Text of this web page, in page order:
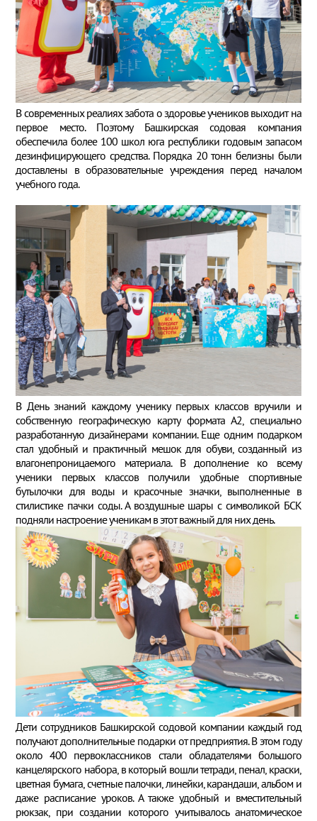
В современных реалиях забота о здоровье учеников выходит на
первое место. Поэтому Башкирская содовая компания
обеспечила более 100 школ юга республики годовым запасом
дезинфицирующего средства. Порядка 20 тонн белизны были
доставлены в образовательные учреждения перед началом
учебного года.
В День знаний каждому ученику первых классов вручили и
собственную географическую карту формата А2, специально
разработанную дизайнерами компании. Еще одним подарком
стал удобный и практичный мешок для обуви, созданный из
влагонепроницаемого материала. В дополнение ко всему
ученики первых классов получили удобные спортивные
бутылочки для воды и красочные значки, выполненные в
стилистике пачки соды. А воздушные шары с символикой БСК
подняли настроение ученикам в этот важный для них день.
Дети сотрудников Башкирской содовой компании каждый год
получают дополнительные подарки от предприятия. В этом году
около 400 первоклассников стали обладателями большого
канцелярского набора, в который вошли тетради, пенал, краски,
цветная бумага, счетные палочки, линейки, карандаши, альбом и
даже расписание уроков. А также удобный и вместительный
рюкзак, при создании которого учитывалось анатомическое